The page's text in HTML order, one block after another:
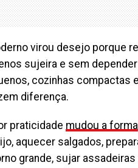
virou desejo porque
sujeira e sem
cozinhas compactas
diferença.
praticidade mudou a forma
aquecer salgados,
grande, sujar